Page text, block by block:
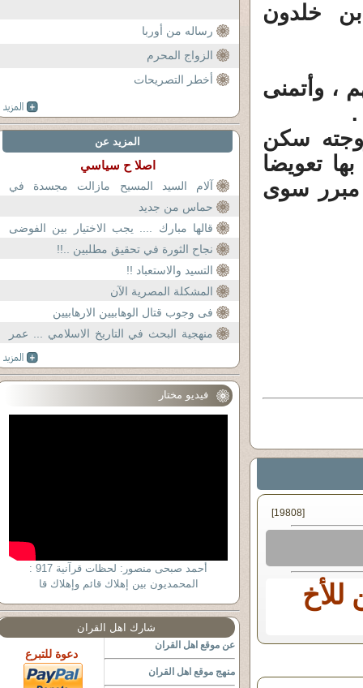
خلدون
، وأتمنى
.
سكن
تعويضا
مبرر سوى
[19808]
للأخ
رساله من أوربا
الزواج المحرم
أخطر التصريحات
المزيد عن
اصلا ح سياسي
آلام السيد المسيح مازالت مجسدة في
الشعب الفلسطيني
حماس من جديد
قالها مبارك .... يجب الاختيار بين الفوضى
والاستقرار
نجاح الثورة في تحقيق مطلبين ..!!
التسيد والاستعباد !!
المشكلة المصرية الآن
فى وجوب قتال الوهابيين الارهابيين
منهجية البحث في التاريخ الاسلامي ... عمر
فيديو مختار
أحمد صبحى منصور: لحظات قرآنية 917 :
المحمديون بين إهلاك قائم وإهلاك قا
شارك اهل القران
عن موقع اهل القران
منهج موقع اهل القران
دعوة للتبرع